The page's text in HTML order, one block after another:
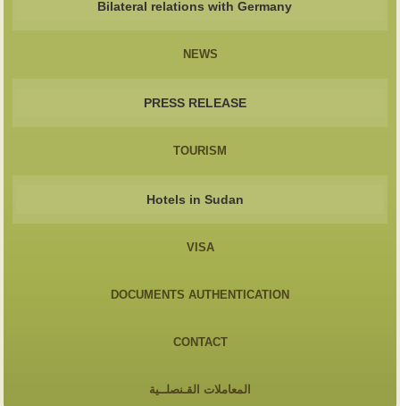
Bilateral relations with Germany
NEWS
PRESS RELEASE
TOURISM
Hotels in Sudan
VISA
DOCUMENTS AUTHENTICATION
CONTACT
المعاملات القـنصلــية